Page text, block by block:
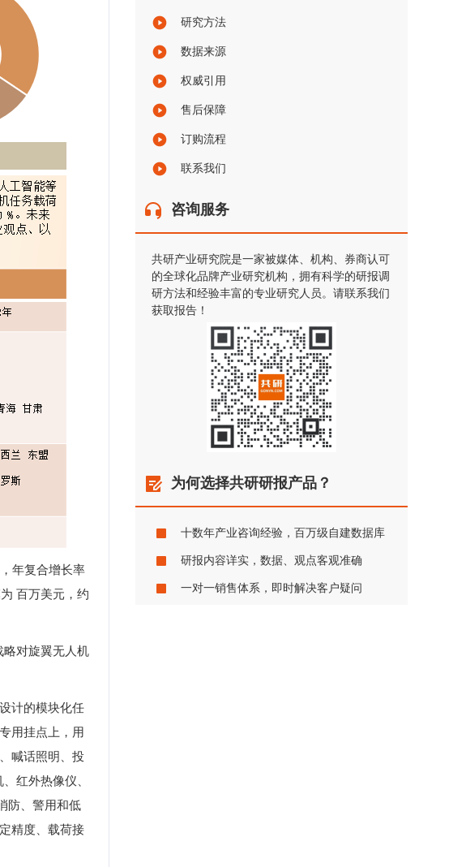
年复合增长率
百万美元，约
对旋翼无人机
计的模块化任
用挂点上，用
喊话照明、投
红外热像仪、
防、警用和低
精度、载荷接
研究方法
数据来源
权威引用
售后保障
订购流程
联系我们
咨询服务
共研产业研究院是一家被媒体、机构、券商认可
的全球化品牌产业研究机构，拥有科学的研报调
研方法和经验丰富的专业研究人员。请联系我们
获取报告！
为何选择共研研报产品？
十数年产业咨询经验，百万级自建数据库
研报内容详实，数据、观点客观准确
一对一销售体系，即时解决客户疑问